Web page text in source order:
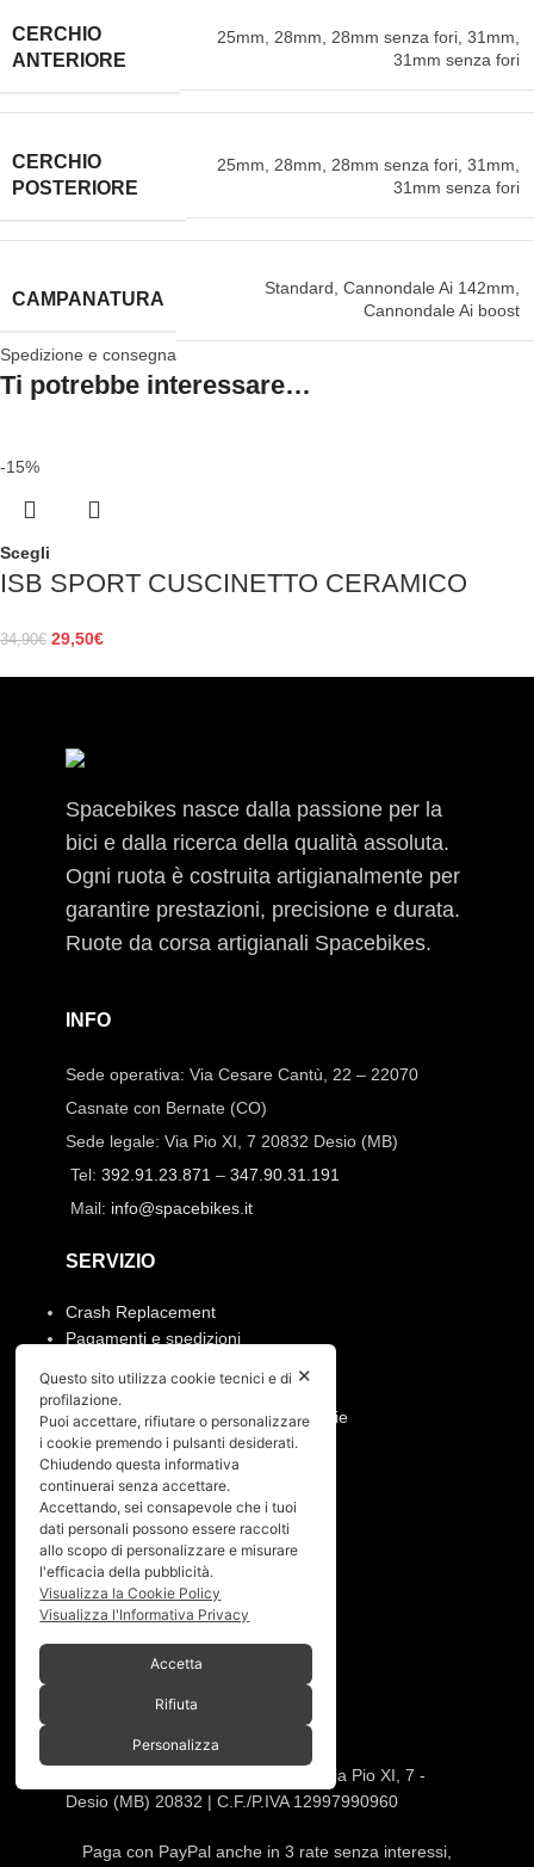
CERCHIO
ANTERIORE
25mm 28mm 28mm senza fori 31mm
31mm senza fori
CERCHIO
POSTERIORE
25mm 28mm 28mm senza fori 31mm
31mm senza fori
CAMPANATURA
Standard, Cannondale Ai 142mm,
Cannondale Ai boost
Spedizione e consegna
Ti potrebbe interessare…
-15%
Scegli
ISB SPORT CUSCINETTO CERAMICO
34,90€ 29,50€
Spacebikes nasce dalla passione per la
bici e dalla ricerca della qualità assoluta.
Ogni ruota è costruita artigianalmente per
garantire prestazioni, precisione e durata.
Ruote da corsa artigianali Spacebikes.
INFO
Sede operativa: Via Cesare Cantù, 22 – 22070
Casnate con Bernate (CO)
Sede legale: Via Pio XI, 7 20832 Desio (MB)
Tel: 392.91.23.871 – 347.90.31.191
Mail: info@spacebikes.it
SERVIZIO
Crash Replacement
Pagamenti e spedizioni
Manutenzione ruote e prodotti
Resi, annullamento ordine e garanzie
PRIVACY
Privacy policy
Cookies policy
Menù
Home
Copyright © 2026 - Via Pio XI, 7 -
Desio (MB) 20832 | C.F./P.IVA 12997990960
Paga con PayPal anche in 3 rate senza interessi,
✕
Questo sito utilizza cookie tecnici e di
profilazione.
Puoi accettare, rifiutare o personalizzare
i cookie premendo i pulsanti desiderati.
Chiudendo questa informativa
continuerai senza accettare.
Accettando, sei consapevole che i tuoi
dati personali possono essere raccolti
allo scopo di personalizzare e misurare
l'efficacia della pubblicità.
Visualizza la Cookie Policy
Visualizza l'Informativa Privacy
Accetta
Rifiuta
Personalizza